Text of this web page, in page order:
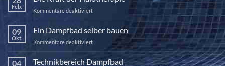
Feb.
Kommentare deaktiviertfür
Kraft
der
Halotherapie
09
Okt.
Ein Dampfbad selber bauen
Kommentare deaktiviertfür
Dampfbad
04 Technikbereich Dampfbad